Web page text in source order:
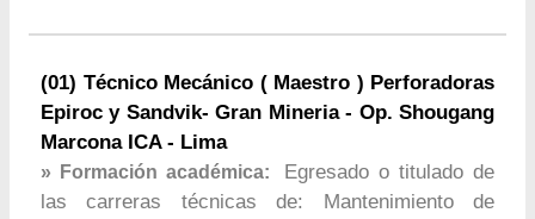
(01) Técnico Mecánico ( Maestro ) Perforadoras
Epiroc y Sandvik- Gran Mineria - Op. Shougang
Marcona ICA - Lima
» Formación académica:
Egresado o titulado de
las carreras técnicas de: Mantenimiento de